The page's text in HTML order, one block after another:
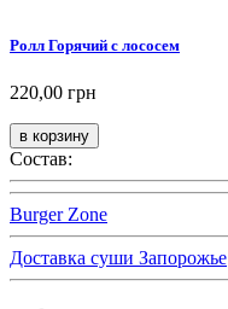
Ролл Горячий с лососем
220,00 грн
Состав:
Burger Zone
Доставка суши Запорожье